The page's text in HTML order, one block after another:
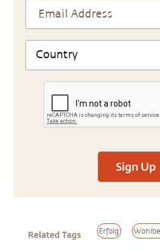
Sign Up
Related Tags Erfolg